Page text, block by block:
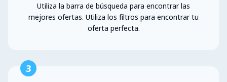
Utiliza la barra de búsqueda para encontrar las
mejores ofertas. Utiliza los filtros para encontrar tu
oferta perfecta.
3